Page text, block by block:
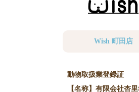
Wish 町田店
動物取扱業登録証
【名称】有限会社杏